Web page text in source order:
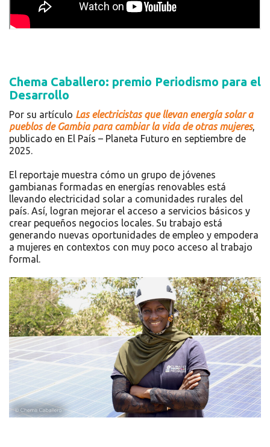
Chema Caballero: premio Periodismo para el
Desarrollo
Por su artículo Las electricistas que llevan energía solar a
pueblos de Gambia para cambiar la vida de otras mujeres,
publicado en El País – Planeta Futuro en septiembre de
2025.
El reportaje muestra cómo un grupo de jóvenes
gambianas formadas en energías renovables está
llevando electricidad solar a comunidades rurales del
país. Así, logran mejorar el acceso a servicios básicos y
crear pequeños negocios locales. Su trabajo está
generando nuevas oportunidades de empleo y empodera
a mujeres en contextos con muy poco acceso al trabajo
formal.